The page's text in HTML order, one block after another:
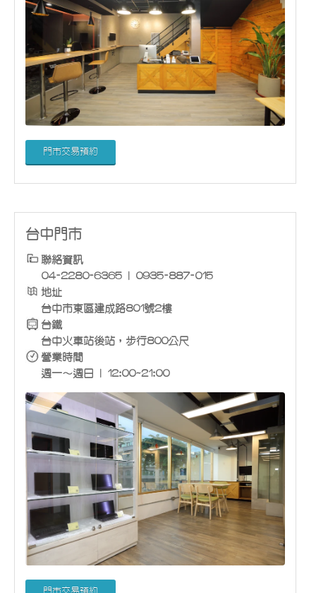
門市交易預約
台中門市
聯絡資訊
04-2280-6365 | 0935-887-015
地址
台中市東區建成路801號2樓
台鐵
台中火車站後站，步行800公尺
營業時間
週一～週日 | 12:00~21:00